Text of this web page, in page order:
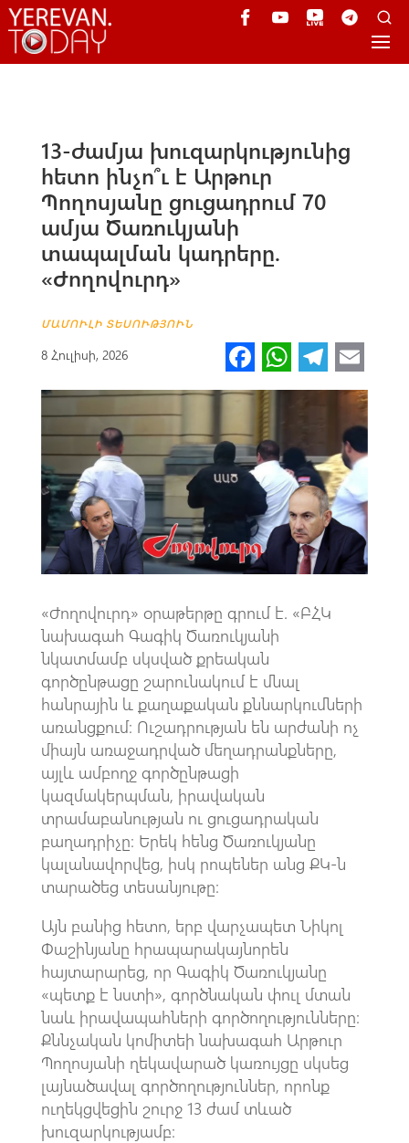
13-ժամյա խուզարկությունից
հետո ինչո՞ւ է Արթուր
Պողոսյանը ցուցադրում 70
ամյա Ծառուկյանի
տապալման կադրերը.
«Ժողովուրդ»
ՄԱՄՈՒԼԻ ՏԵՍՈՒԹՅՈՒՆ
8 Հուլիսի, 2026 Fa
ce
b
o
o
k
W
h
s
A
p
p
Te
le
gr
a
m
m
ail
«Ժողովուրդ» օրաթերթը գրում է. «ԲՀԿ
նախագահ Գագիկ Ծառուկյանի
նկատմամբ սկսված քրեական
գործընթացը շարունակում է մնալ
հանրային և քաղաքական քննարկումների
առանցքում։ Ուշադրության են արժանի ոչ
միայն առաջադրված մեղադրանքները,
այլև ամբողջ գործընթացի
կազմակերպման, իրավական
տրամաբանության ու ցուցադրական
բաղադրիչը։ Երեկ հենց Ծառուկյանը
կալանավորվեց, իսկ րոպեներ անց ՔԿ-ն
տարածեց տեսանյութը։
Այն բանից հետո, երբ վարչապետ Նիկոլ
Փաշինյանը հրապարակայնորեն
հայտարարեց, որ Գագիկ Ծառուկյանը
«պետք է նստի», գործնական փուլ մտան
նաև իրավապահների գործողությունները։
Քննչական կոմիտեի նախագահ Արթուր
Պողոսյանի ղեկավարած կառույցը սկսեց
լայնածավալ գործողություններ, որոնք
ուղեկցվեցին շուրջ 13 ժամ տևած
խուզարկությամբ։